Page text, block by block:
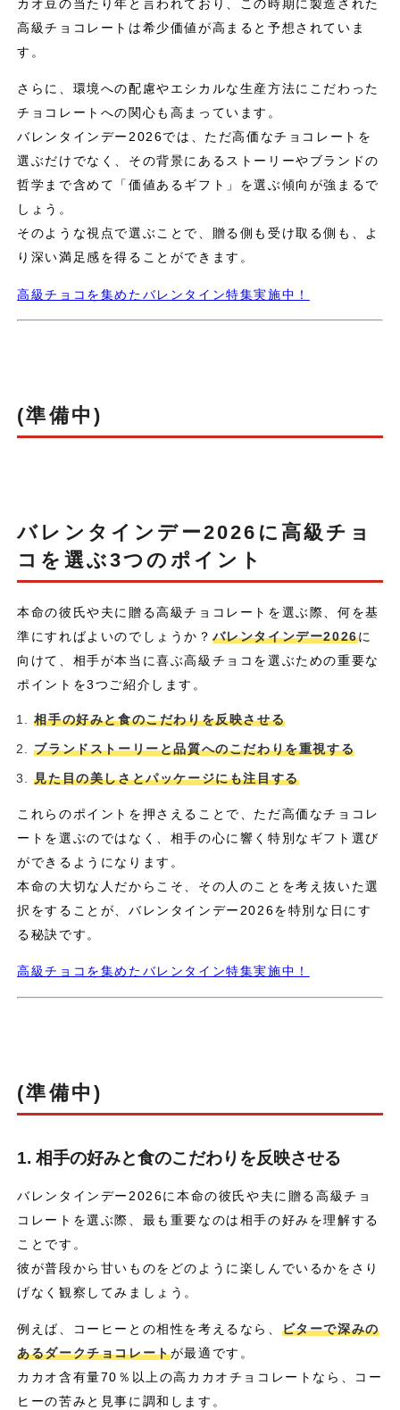
カオ豆の当たり年と言われており、この時期に製造された
高級チョコレートは希少価値が高まると予想されていま
す。
さらに、環境への配慮やエシカルな生産方法にこだわった
チョコレートへの関心も高まっています。
バレンタインデー2026では、ただ高価なチョコレートを
選ぶだけでなく、その背景にあるストーリーやブランドの
哲学まで含めて「価値あるギフト」を選ぶ傾向が強まるで
しょう。
そのような視点で選ぶことで、贈る側も受け取る側も、よ
り深い満足感を得ることができます。
高級チョコを集めたバレンタイン特集実施中！
(準備中)
バレンタインデー2026に高級チョ
コを選ぶ3つのポイント
本命の彼氏や夫に贈る高級チョコレートを選ぶ際、何を基
準にすればよいのでしょうか？ バレンタインデー2026に
向けて、相手が本当に喜ぶ高級チョコを選ぶための重要な
ポイントを3つご紹介します。
相手の好みと食のこだわりを反映させる
ブランドストーリーと品質へのこだわりを重視する
見た目の美しさとパッケージにも注目する
これらのポイントを押さえることで、ただ高価なチョコレ
ートを選ぶのではなく、相手の心に響く特別なギフト選び
ができるようになります。
本命の大切な人だからこそ、その人のことを考え抜いた選
択をすることが、バレンタインデー2026を特別な日にす
る秘訣です。
高級チョコを集めたバレンタイン特集実施中！
(準備中)
1. 相手の好みと食のこだわりを反映させる
バレンタインデー2026に本命の彼氏や夫に贈る高級チョ
コレートを選ぶ際、最も重要なのは相手の好みを理解する
ことです。
彼が普段から甘いものをどのように楽しんでいるかをさり
げなく観察してみましょう。
例えば、コーヒーとの相性を考えるなら、 ビターで深みの
あるダークチョコレートが最適です。
カカオ含有量70％以上の高カカオチョコレートなら、コー
ヒーの苦みと見事に調和します。